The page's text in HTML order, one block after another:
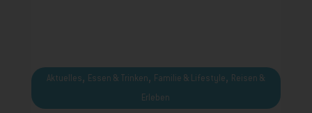
Aktuelles , Essen & Trinken , Familie & Lifestyle , Reisen &
Erleben